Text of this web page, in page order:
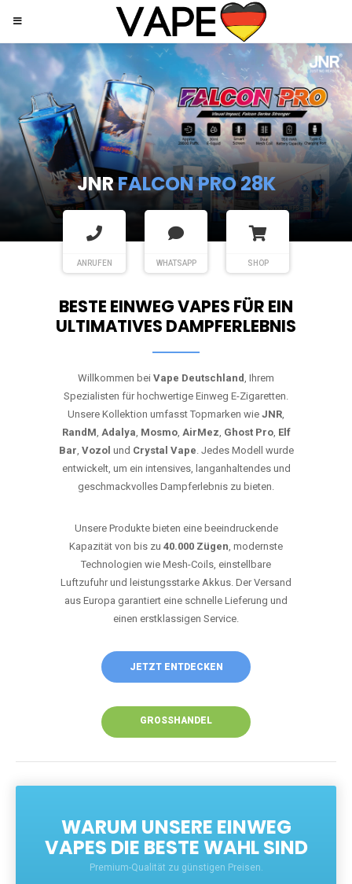
JNRSHISHA HOOKAH MAX
ANRUFEN WHATSAPP SHOP
BESTE EINWEG VAPES FÜR EIN
ULTIMATIVES DAMPFERLEBNIS
Willkommen bei Vape Deutschland, Ihrem
Spezialisten für hochwertige Einweg E-Zigaretten.
Unsere Kollektion umfasst Topmarken wie JNR,
RandM, Adalya, Mosmo, AirMez, Ghost Pro, Elf
Bar, Vozol und Crystal Vape. Jedes Modell wurde
entwickelt, um ein intensives, langanhaltendes und
geschmackvolles Dampferlebnis zu bieten.
Unsere Produkte bieten eine beeindruckende
Kapazität von bis zu 40.000 Zügen, modernste
Technologien wie Mesh-Coils, einstellbare
Luftzufuhr und leistungsstarke Akkus. Der Versand
aus Europa garantiert eine schnelle Lieferung und
einen erstklassigen Service.
JETZT ENTDECKEN
GROSSHANDEL
WARUM UNSERE EINWEG
VAPES DIE BESTE WAHL SIND
Premium-Qualität zu günstigen Preisen.